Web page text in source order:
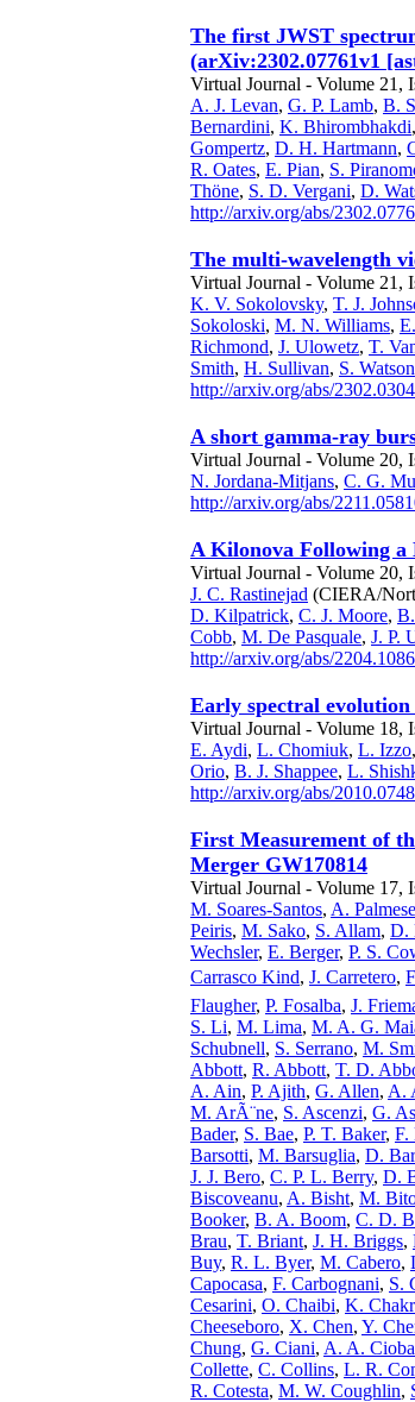
The first JWST
(arXiv:2302.07761v1
Virtual Journal - Volume 21,
A. J. Levan, G. P. Lamb, B.
Bernardini, K. Bhirombhakdi,
Gompertz, D. H. Hartmann,
R. Oates, E. Pian, S.
Thöne, S. D. Vergani, D.
http://arxiv.org/abs/
The multi-wavelength
Virtual Journal - Volume 21,
K. V. Sokolovsky, T. J.
Sokoloski, M. N. Williams,
Richmond, J. Ulowetz, T.
Smith, H. Sullivan, S. Watson
http://arxiv.org/abs/
A short gamma-ray
Virtual Journal - Volume 20,
N. Jordana-Mitjans, C. G.
http://arxiv.org/abs/
A Kilonova Following a
Virtual Journal - Volume 20,
J. C. Rastinejad (CIERA/
D. Kilpatrick, C. J. Moore,
Cobb, M. De Pasquale, J. P.
http://arxiv.org/abs/
Early spectral
Virtual Journal - Volume 18,
E. Aydi, L. Chomiuk, L. Izzo,
Orio, B. J. Shappee, L.
http://arxiv.org/abs/
First Measurement of
Merger GW170814
Virtual Journal - Volume 17,
M. Soares-Santos, A. Palmese
Peiris, M. Sako, S. Allam, D.
Wechsler, E. Berger, P. S.
Carrasco Kind, J. Carretero,
Flaugher, P. Fosalba, J.
S. Li, M. Lima, M. A. G.
Schubnell, S. Serrano, M.
Abbott, R. Abbott, T. D.
A. Ain, P. Ajith, G. Allen, A.
M. ArÃ¨ne, S. Ascenzi, G.
Bader, S. Bae, P. T. Baker, F.
Barsotti, M. Barsuglia, D.
J. J. Bero, C. P. L. Berry, D.
Biscoveanu, A. Bisht, M.
Booker, B. A. Boom, C. D.
Brau, T. Briant, J. H. Briggs,
Buy, R. L. Byer, M. Cabero,
Capocasa, F. Carbognani, S.
Cesarini, O. Chaibi, K.
Cheeseboro, X. Chen, Y.
Chung, G. Ciani, A. A.
Collette, C. Collins, L. R.
R. Cotesta, M. W. Coughlin,